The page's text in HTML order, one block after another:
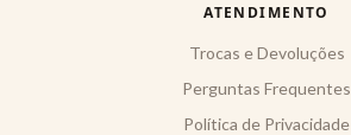
ATENDIMENTO
Trocas e Devoluções
Perguntas Frequentes
Política de Privacidade